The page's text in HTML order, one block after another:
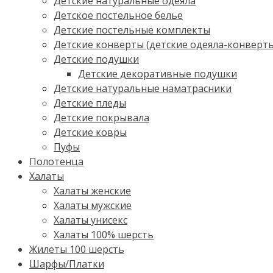
Детское постельное белье
Детские постельные комплекты
Детские конверты (детские одеяла-
Детские подушки
Детские декоративные подушки
Детские натуральные наматрасники
Детские пледы
Детские покрывала
Детские ковры
Пуфы
Полотенца
Халаты
Халаты женские
Халаты мужские
Халаты унисекс
Халаты 100% шерсть
Жилеты 100 шерсть
Шарфы/Платки